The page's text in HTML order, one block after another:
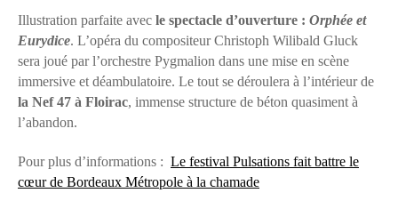
Illustration parfaite avec le spectacle d’ouverture : Orphée et
Eurydice. L’opéra du compositeur Christoph Wilibald Gluck
sera joué par l’orchestre Pygmalion dans une mise en scène
immersive et déambulatoire. Le tout se déroulera à l’intérieur de
la Nef 47 à Floirac, immense structure de béton quasiment à
l’abandon.
Pour plus d’informations : Le festival Pulsations fait battre le
cœur de Bordeaux Métropole à la chamade